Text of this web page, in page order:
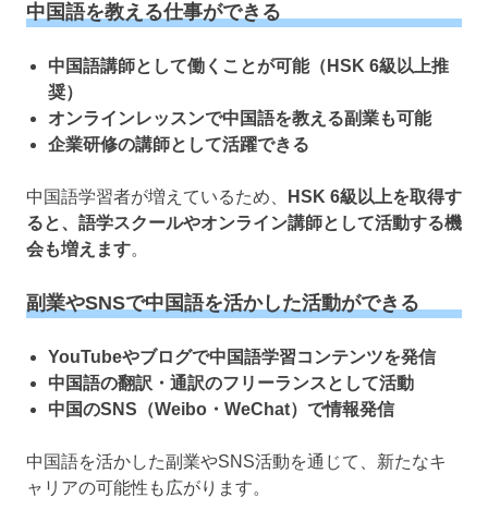
中国語を教える仕事ができる
中国語講師として働くことが可能（HSK 6級以上推
奨）
オンラインレッスンで中国語を教える副業も可能
企業研修の講師として活躍できる
中国語学習者が増えているため、
HSK 6級以上を取得す
ると、語学スクールやオンライン講師として活動する機
会も増えます。
副業やSNSで中国語を活かした活動ができる
YouTubeやブログで中国語学習コンテンツを発信
中国語の翻訳・通訳のフリーランスとして活動
中国のSNS（Weibo・WeChat）で情報発信
中国語を活かした副業やSNS活動を通じて、新たなキ
ャリアの可能性も広がります。